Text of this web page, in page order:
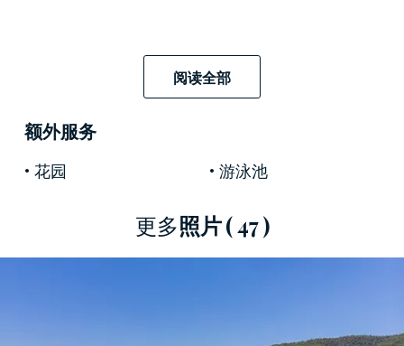
該物業的內部面積為900平方米，包括十三間寬敞
而安靜的臥室，可俯瞰周圍的綠地和基安蒂丘
陵。在裝飾和擺設中，我們發現了質樸的托斯卡
納風格的簡約和優雅。每個房間都可以俯瞰
Sienese或Florentine山丘上的不同景觀。
房屋周圍有一個約7,000平方米的私人花園，設有
阅读全部
额外服务
花园 游泳池
更多照片( 47 )